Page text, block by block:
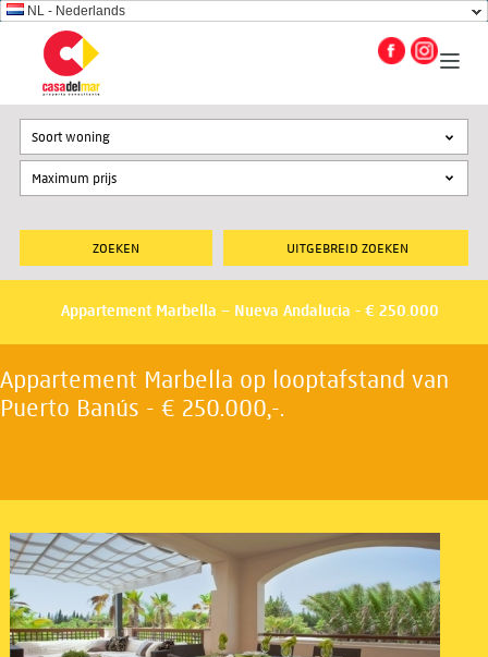
NL - Nederlands
UITGEBREID ZOEKEN
Soort woning
Appartement Marbella – Nueva Andalucia - € 250.000
Appartement Marbella op looptafstand van
Puerto Banús - € 250.000,-.